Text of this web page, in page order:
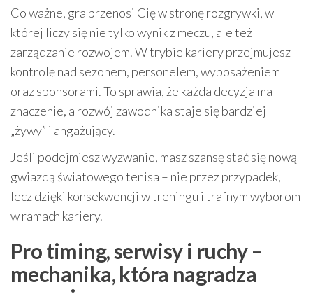
Co ważne, gra przenosi Cię w stronę rozgrywki, w
której liczy się nie tylko wynik z meczu, ale też
zarządzanie rozwojem. W trybie kariery przejmujesz
kontrolę nad sezonem, personelem, wyposażeniem
oraz sponsorami. To sprawia, że każda decyzja ma
znaczenie, a rozwój zawodnika staje się bardziej
„żywy” i angażujący.
Jeśli podejmiesz wyzwanie, masz szansę stać się nową
gwiazdą światowego tenisa – nie przez przypadek,
lecz dzięki konsekwencji w treningu i trafnym wyborom
w ramach kariery.
Pro timing, serwisy i ruchy –
mechanika, która nagradza